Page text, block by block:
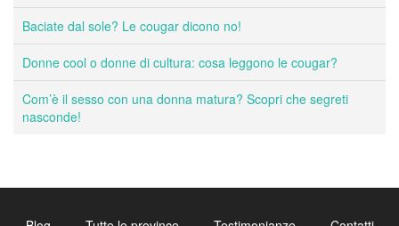
Baciate dal sole? Le cougar dicono no!
Donne cool o donne di cultura: cosa leggono le cougar?
Com’è il sesso con una donna matura? Scopri che segreti
nasconde!